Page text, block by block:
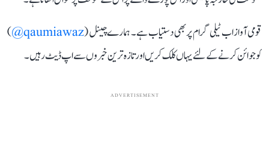
قومی آواز اب ٹیلی گرام پر بھی دستیاب ہے۔ ہمارے چینل (qaumiawaz@
)
کو جوائن کرنے کے لئے یہاں کلک کریں اور تازہ ترین خبروں سے اپ ڈیٹ رہیں۔
ADVERTISEMENT